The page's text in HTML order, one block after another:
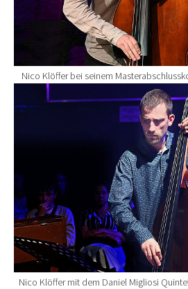
Nico Klöffer bei seinem
Show larger version for:
Nico Klöffer mit dem Daniel Migliosi